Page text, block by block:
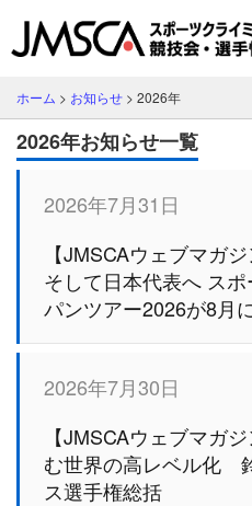
ホーム > お知らせ > 2026年
2026年お知らせ一覧
2026年7月31日
【JMSCAウェブマガ
そして日本代表へ ス
パンツアー2026が8月
2026年7月30日
【JMSCAウェブマガ
む世界の高レベル化
ス選手権総括